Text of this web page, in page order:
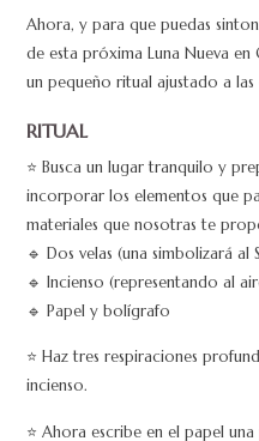
Ahora, y para que puedas
de esta próxima Luna Nueva
un pequeño ritual ajustado a
RITUAL
⭐ Busca un lugar tranquilo y
incorporar los elementos que
materiales que nosotras te
🔹 Dos velas (una simbolizará al
🔹 Incienso (representando al
🔹 Papel y bolígrafo
⭐ Haz tres respiraciones
incienso.
⭐ Ahora escribe en el papel